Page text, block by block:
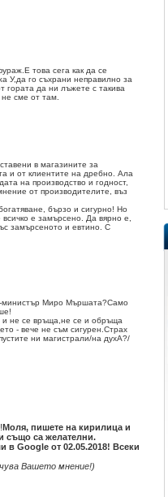
това сега как да се
У,да го съхрани неправилно за
гората да ни лъжете с такива
сме от там.
в магазините за
и от клиентите на дребно. Ала
на производство и годност,
от производителите, въз
бързо и сигурно! Но
е замърсено. Да вярно е,
замърсеното и евтино. С
министър Миро Мършата?Само
и не се връща,не се и обръща
- вече не съм сигурен.Страх
ни магистрали/на духА?/
Моля, пишете на кирилица и
също са желателни.
в Google от 02.05.2018! Всеки
Вашето мнение!)